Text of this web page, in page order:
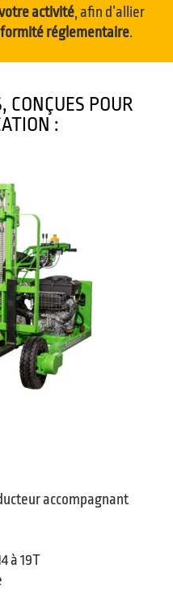
activité , afin d’allier
réglementaire.
CONÇUES POUR
:
accompagnant
à 19T